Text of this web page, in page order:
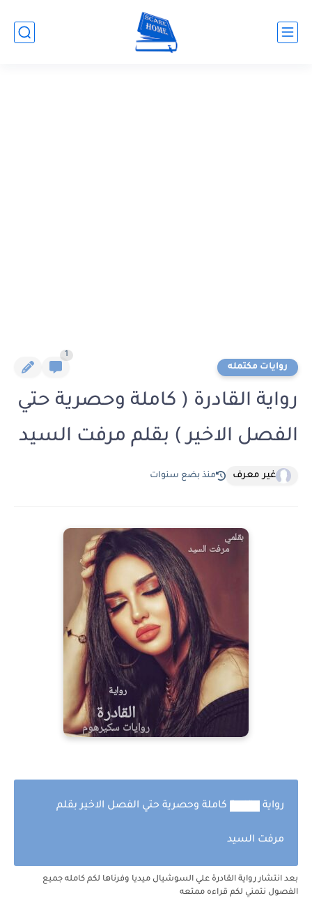
روايات مكتمله
1
رواية القادرة ( كاملة وحصرية حتي
الفصل الاخير ) بقلم مرفت السيد
غير معرف منذ بضع سنوات
رواية كاملة وحصرية حتي الفصل الاخير بقلم
مرفت السيد
بعد انتشار رواية القادرة علي السوشيال ميديا وفرناها لكم كامله جميع
الفصول نتمني لكم قراءه ممتعه